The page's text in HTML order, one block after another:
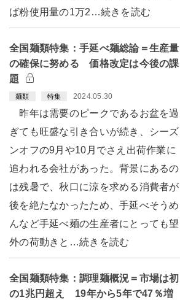
ば粉使用量の1万2…続きを読む
全国麺類特集：手延べ麺総論＝生産量
の確保に努める 価格改定は今後の課
題
麺類 特集 2024.05.30
昨年は需要のピークであるお盆を過
ぎても旺盛な引き合いが続き、シーズ
ンオフの9月や10月でさえ出荷作業に
追われる会社があった。背景にあるの
は残暑で、秋口に涼を求める消費者が
後を絶たなかったため、手延べそうめ
んなど手延べ麺の生産者にとっても望
外の荷動きと…続きを読む
全国麺類特集：調理麺概況＝市場は初
の1兆円超え 19年から5年で47％増